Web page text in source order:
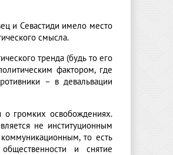
и Севастиди имело место
смысла.
тренда (будь то его
фактором, где
– в девальвации
о громких освобождениях.
не институционным
то есть
и снятие